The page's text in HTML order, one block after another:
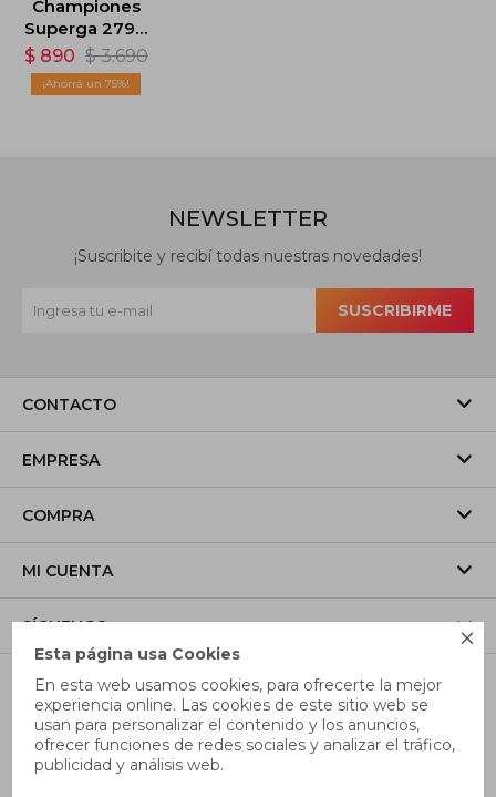

Esta página usa Cookies
En esta web usamos cookies, para ofrecerte la mejor
experiencia online. Las cookies de este sitio web se
usan para personalizar el contenido y los anuncios,
ofrecer funciones de redes sociales y analizar el tráfico,
publicidad y análisis web.
Championes
Superga 2790
Rope - Rosa
$ 890 $ 3.690
75
CONTACTO
EMPRESA
COMPRA
MI CUENTA
SÍGUENOS
NEWSLETTER
¡Suscribite y recibí todas nuestras novedades!
SUSCRIBIRME